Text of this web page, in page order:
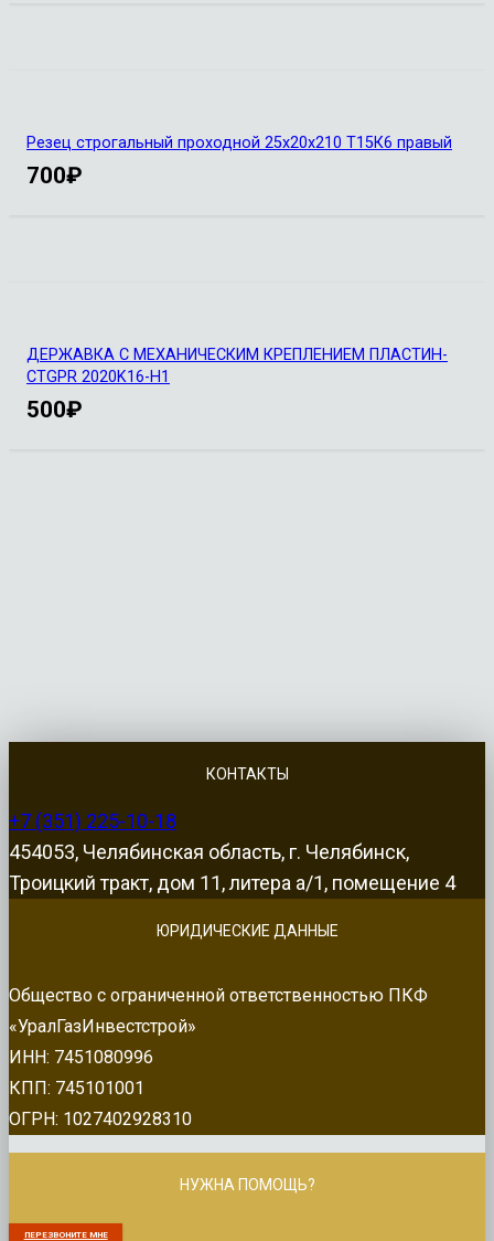
Резец строгальный проходной 25х20х210 Т15К6 правый
700₽
ДЕРЖАВКА С МЕХАНИЧЕСКИМ КРЕПЛЕНИЕМ ПЛАСТИН-
CTGPR 2020K16-H1
500₽
КОНТАКТЫ
+7 (351) 225-10-18
454053, Челябинская область, г. Челябинск,
Троицкий тракт, дом 11, литера а/1, помещение 4
ЮРИДИЧЕСКИЕ ДАННЫЕ
Общество с ограниченной ответственностью ПКФ
«УралГазИнвестстрой»
ИНН: 7451080996
КПП: 745101001
ОГРН: 1027402928310
НУЖНА ПОМОЩЬ?
ПЕРЕЗВОНИТЕ МНЕ